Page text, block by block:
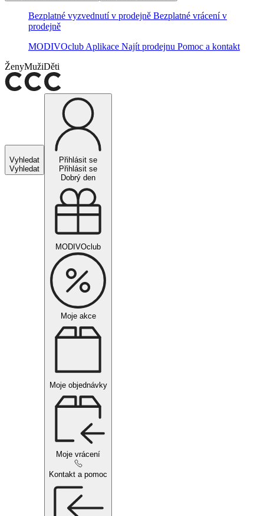
Bezplatné vyzvednutí v prodejně Bezplatné vrácení v
prodejně
MODIVOclub Aplikace Najít prodejnu Pomoc a kontakt
ŽenyMužiDěti
Vyhledat
Vyhledat
Přihlásit se
Přihlásit se
Dobrý den
MODIVOclub
Moje akce
Moje objednávky
Moje vrácení
Kontakt a pomoc